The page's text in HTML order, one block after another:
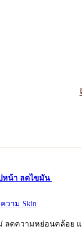
หน้า ลดไขมัน
วาม Skin
ลดความหย่อนคล้อ